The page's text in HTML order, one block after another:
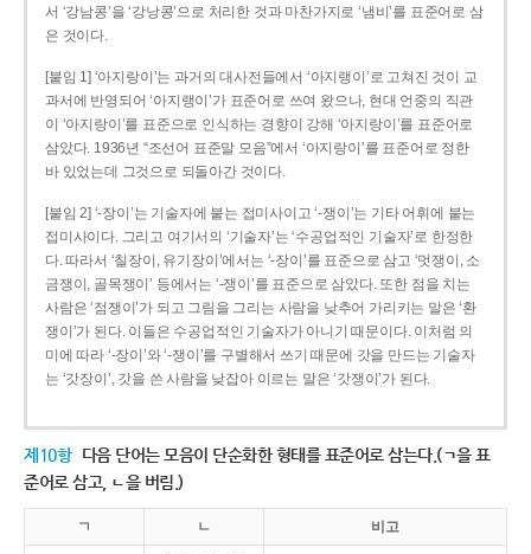
서 ‘강남콩’을 ‘강낭콩’으로 처리한 것과 마찬가지로 ‘냄비’를 표준어로 삼
은 것이다.
[붙임 1] ‘아지랑이’는 과거의 대사전들에서 ‘아지랭이’로 고쳐진 것이 교
과서에 반영되어 ‘아지랭이’가 표준어로 쓰여 왔으나, 현대 언중의 직관
이 ‘아지랑이’를 표준으로 인식하는 경향이 강해 ‘아지랑이’를 표준어로
삼았다. 1936년 “조선어 표준말 모음”에서 ‘아지랑이’를 표준어로 정한
바 있었는데 그것으로 되돌아간 것이다.
[붙임 2] ‘-장이’는 기술자에 붙는 접미사이고 ‘-쟁이’는 기타 어휘에 붙는
접미사이다. 그리고 여기서의 ‘기술자’는 ‘수공업적인 기술자’로 한정한
다. 따라서 ‘칠장이, 유기장이’에서는 ‘-장이’를 표준으로 삼고 ‘멋쟁이, 소
금쟁이, 골목쟁이’ 등에서는 ‘-쟁이’를 표준으로 삼았다. 또한 점을 치는
사람은 ‘점쟁이’가 되고 그림을 그리는 사람을 낮추어 가리키는 말은 ‘환
쟁이’가 된다. 이들은 수공업적인 기술자가 아니기 때문이다. 이처럼 의
미에 따라 ‘-장이’와 ‘-쟁이’를 구별해서 쓰기 때문에 갓을 만드는 기술자
는 ‘갓장이’, 갓을 쓴 사람을 낮잡아 이르는 말은 ‘갓쟁이’가 된다.
제10항 다음 단어는 모음이 단순화한 형태를 표준어로 삼는다.(ㄱ을 표
준어로 삼고, ㄴ을 버림.)
ㄱ ㄴ 비고